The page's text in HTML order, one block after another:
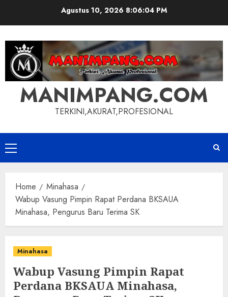
Agustus 10, 2026 8:06:04 PM
MANIMPANG.COM
TERKINI,AKURAT,PROFESIONAL
Primary
Menu
Home
Minahasa
Wabup Vasung Pimpin Rapat Perdana BKSAUA
Minahasa, Pengurus Baru Terima SK
Minahasa
Wabup Vasung Pimpin Rapat
Perdana BKSAUA Minahasa,